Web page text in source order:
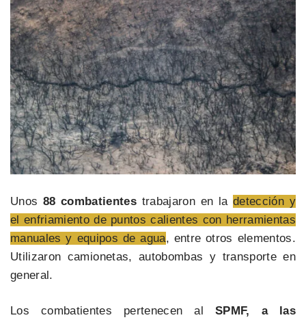
Unos 88 combatientes trabajaron en ladetección y
el enfriamiento de puntos calientes con herramientas
manuales y equipos de agua, entre otros elementos.
Utilizaron camionetas, autobombas y transporte en
general.
Los combatientes pertenecen alSPMF, a las